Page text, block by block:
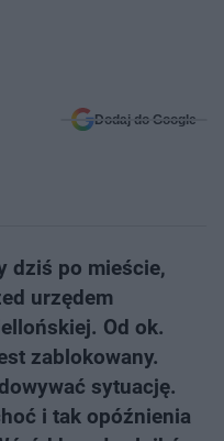
Dodaj do Google
dziś po mieście,
urzędem
Od ok.
zablokowany.
sytuację.
i tak opóźnienia